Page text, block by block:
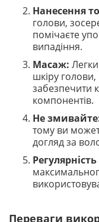
Нанесення
голови,
помічаєте
випадіння.
Масаж:
шкіру голови,
забезпечити
компонентів.
Не
тому ви
догляд за
Переваги